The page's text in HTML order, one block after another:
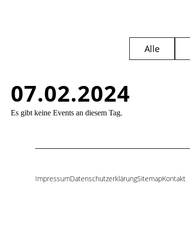
07.02.2024
Alle
Es gibt keine Events an diesem Tag.
Navigation
ImpressumDatenschutzerklärungSitemapKontakt